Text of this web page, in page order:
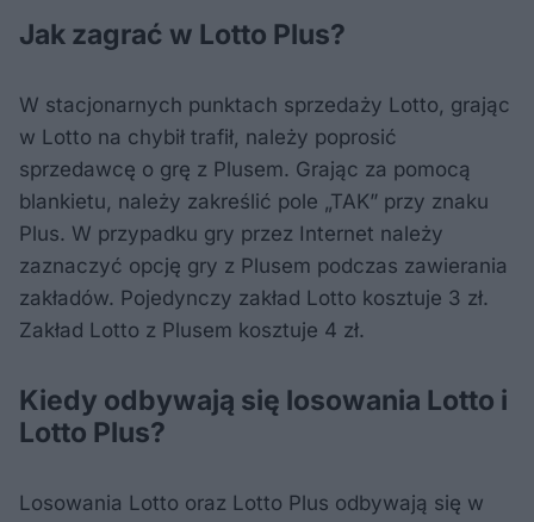
Jak zagrać w Lotto Plus?
W stacjonarnych punktach sprzedaży Lotto, grając
w Lotto na chybił trafił, należy poprosić
sprzedawcę o grę z Plusem. Grając za pomocą
blankietu, należy zakreślić pole „TAK” przy znaku
Plus. W przypadku gry przez Internet należy
zaznaczyć opcję gry z Plusem podczas zawierania
zakładów. Pojedynczy zakład Lotto kosztuje 3 zł.
Zakład Lotto z Plusem kosztuje 4 zł.
Kiedy odbywają się losowania Lotto i
Lotto Plus?
Losowania Lotto oraz Lotto Plus odbywają się w